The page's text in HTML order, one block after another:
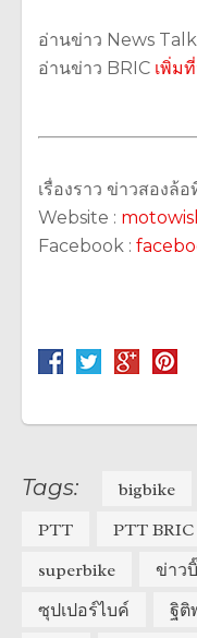
อ่านข่าว News Talk
อ่านข่าว BRIC เพิ่ม
เรื่องราว ข่าวสองล้
Website :
Facebook :
Tags: bigbike
PTT
PTT BRIC
superbike
ข่าว
ซุปเปอร์ไบค์
ฐิติ